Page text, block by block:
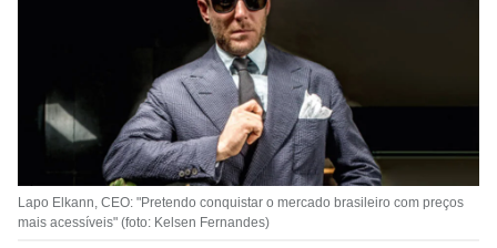
Lapo Elkann, CEO: "Pretendo conquistar o mercado brasileiro com preços
mais acessíveis" (foto: Kelsen Fernandes)